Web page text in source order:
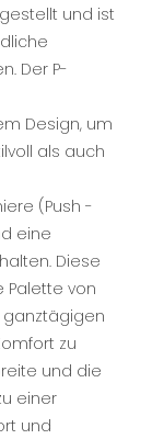
und ist
Der P-
Design, um
als auch
(Push -
eine
Diese
Palette von
zu
und die
einer
und